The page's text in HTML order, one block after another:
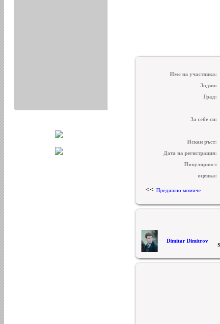
Име на участника:
Зодия:
Град:
За себе си:
Искан ръст:
Дата на регистрация:
Популярност
оценка:
<< Предишно момиче
Dimitar Dimitrov